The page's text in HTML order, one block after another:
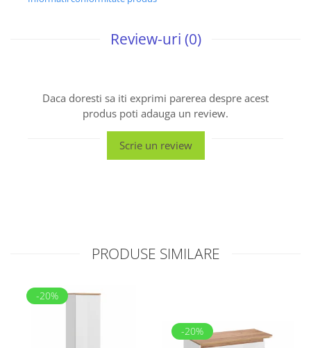
Review-uri (0)
Daca doresti sa iti exprimi parerea despre acest
produs poti adauga un review.
Scrie un review
PRODUSE SIMILARE
-20%
-20%